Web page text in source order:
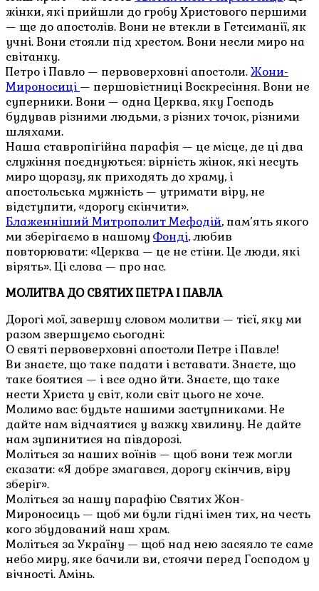
жінки, які прийшли до гробу Христового першими
— ще до апостолів. Вони не втекли в Гетсиманії, як
учні. Вони стояли під хрестом. Вони несли миро на
світанку.
Петро і Павло — первоверховні апостоли.Жони-
Мироносиці — першовістниці Воскресіння. Вони не
суперники. Вони — одна Церква, яку Господь
будував різними людьми, з різних точок, різними
шляхами.
Наша ставропігійна парафія — це місце, де ці два
служіння поєднуються: вірність жінок, які несуть
миро щоразу, як приходять до храму, і
апостольська мужність — утримати віру, не
відступити, «дорогу скінчити».
Блаженніший Митрополит Мефодій, пам’ять якого
ми зберігаємо в нашому Фонді, любив
повторювати: «Церква — це не стіни. Це люди, які
вірять». Ці слова — про нас.
МОЛИТВА ДО СВЯТИХ ПЕТРА І ПАВЛА
Дорогі мої, завершу словом молитви — тієї, яку ми
разом звершуємо сьогодні:
О святі первоверховні апостоли Петре і Павле!
Ви знаєте, що таке падати і вставати. Знаєте, що
таке боятися — і все одно йти. Знаєте, що таке
нести Христа у світ, коли світ цього не хоче.
Молимо вас: будьте нашими заступниками. Не
дайте нам відчаятися у важку хвилину. Не дайте
нам зупинитися на півдорозі.
Моліться за наших воїнів — щоб вони теж могли
сказати: «Я добре змагався, дорогу скінчив, віру
зберіг».
Моліться за нашу парафію Святих Жон-
Мироносиць — щоб ми були гідні імен тих, на честь
кого збудований наш храм.
Моліться за Україну — щоб над нею засяяло те саме
небо миру, яке бачили ви, стоячи перед Господом у
вічності. Амінь.